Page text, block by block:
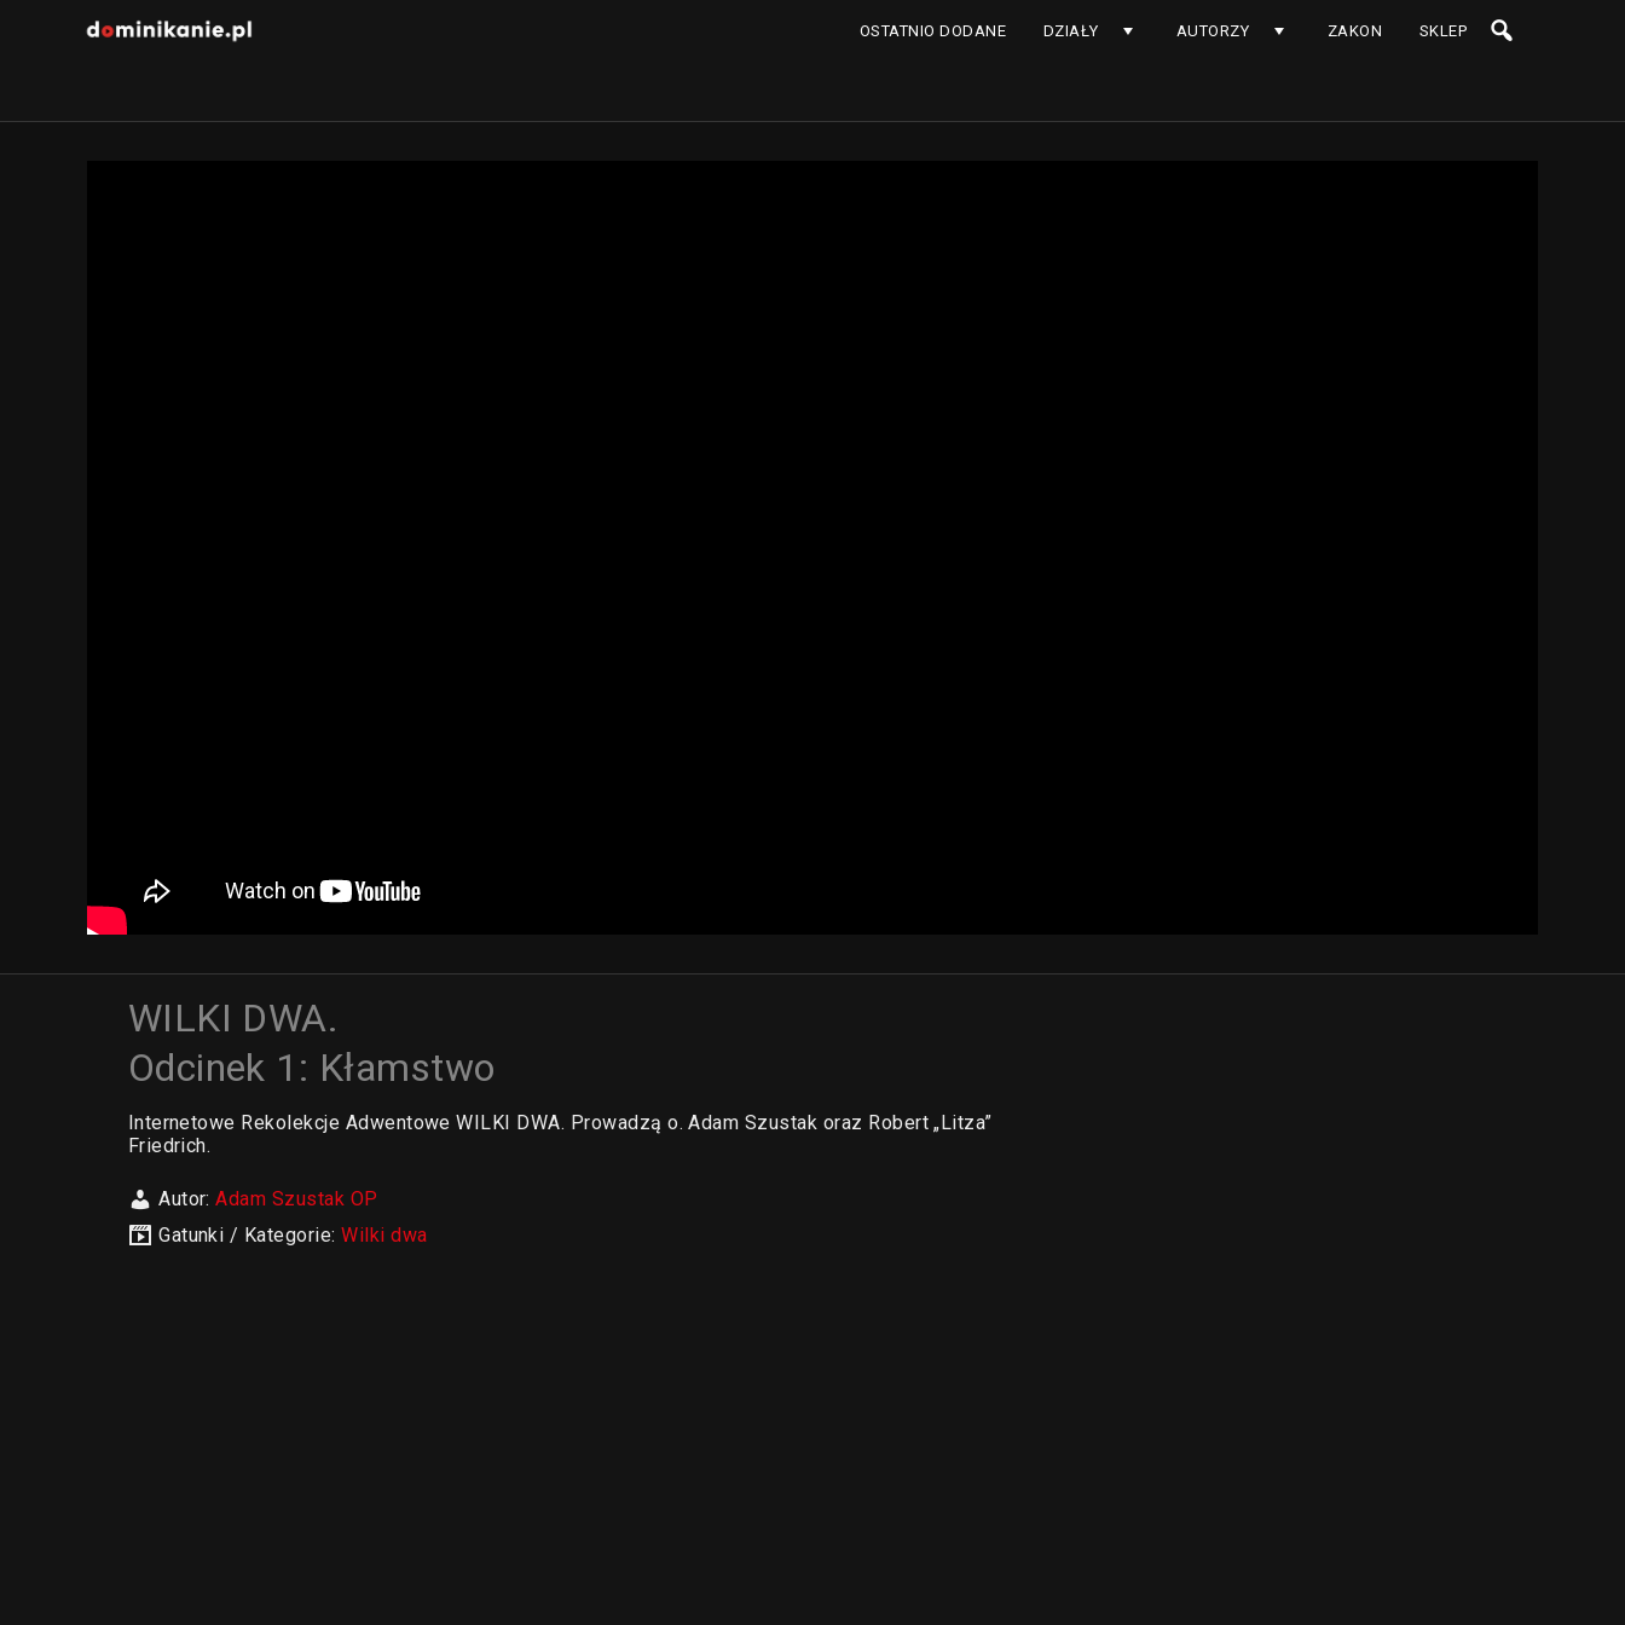
OSTATNIO DODANE DZIAŁY AUTORZY ZAKON SKLEP
WILKI DWA.
Odcinek 1: Kłamstwo
Internetowe Rekolekcje Adwentowe WILKI DWA. Prowadzą o. Adam Szustak oraz Robert „Litza”
Friedrich.
Autor:Adam Szustak OP
Gatunki / Kategorie:Wilki dwa